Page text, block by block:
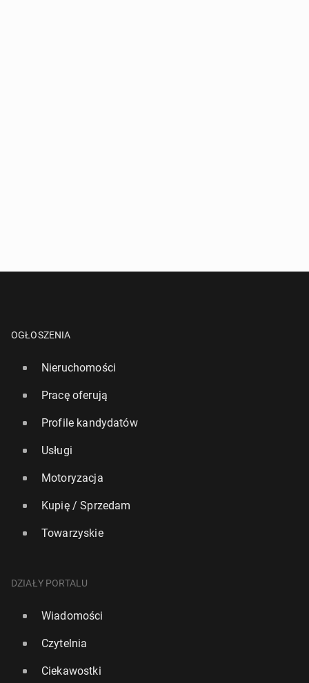
OGŁOSZENIA
Nieruchomości
Pracę oferują
Profile kandydatów
Usługi
Motoryzacja
Kupię / Sprzedam
Towarzyskie
DZIAŁY PORTALU
Wiadomości
Czytelnia
Ciekawostki